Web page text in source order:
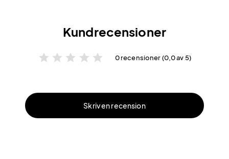
Kundrecensioner
star star star star star 0 recensioner (0,0 av 5)
Skriv en recension